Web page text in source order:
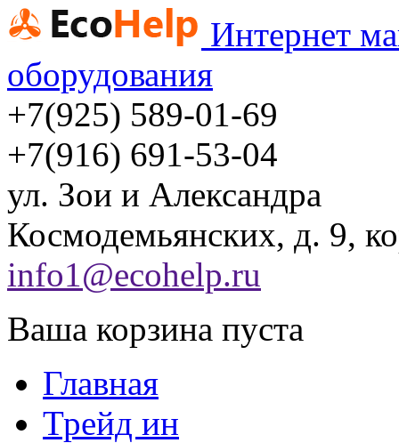
Интернет
оборудования
+7(925) 589-01-69
+7(916) 691-53-04
ул. Зои и Александра
Космодемьянских, д. 9,
info1@ecohelp.ru
Ваша корзина пуста
Главная
Трейд ин